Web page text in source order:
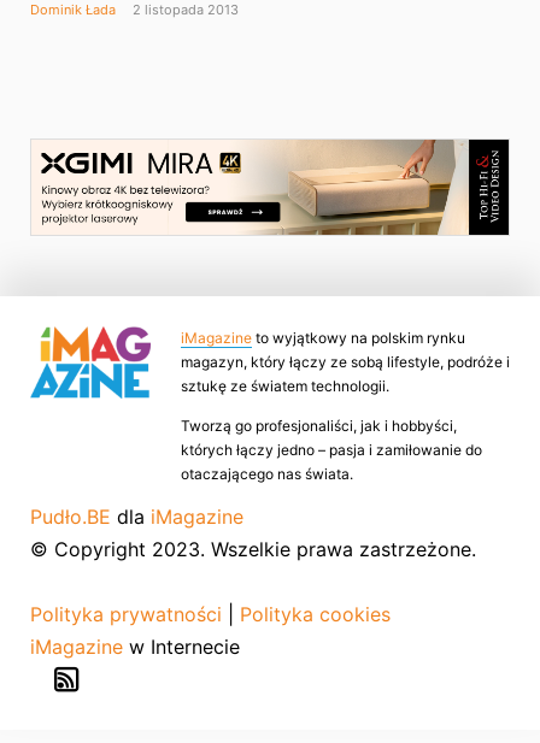
Dominik Łada 2 listopada 2013
iMagazine to wyjątkowy na polskim rynku
magazyn, który łączy ze sobą lifestyle, podróże i
sztukę ze światem technologii.
Tworzą go profesjonaliści, jak i hobbyści,
których łączy jedno – pasja i zamiłowanie do
otaczającego nas świata.
Pudło.BE dla iMagazine
© Copyright 2023. Wszelkie prawa zastrzeżone.
Polityka prywatności
Polityka cookies
iMagazine w Internecie